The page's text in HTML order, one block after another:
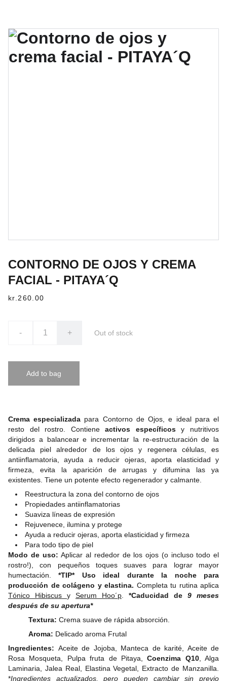
CONTORNO DE OJOS Y CREMA
FACIAL - PITAYA´Q
kr.260.00
- + Out of stock
Add to bag
Crema especializada para Contorno de Ojos, e ideal para el
resto del rostro. Contieneactivos específicosy nutritivos
dirigidos a balancear e incrementar la re-estructuración de la
delicada piel alrededor de los ojos y regenera células, es
antiinflamatoria, ayuda a reducir ojeras, aporta elasticidad y
firmeza, evita la aparición de arrugas y difumina las ya
existentes. Tiene un potente efecto regenerador y calmante.
Reestructura la zona del contorno de ojos
Propiedades antiinflamatorias
Suaviza líneas de expresión
Rejuvenece, ilumina y protege
Ayuda a reducir ojeras, aporta elasticidad y firmeza
Para todo tipo de piel
Modo de uso:Aplicar al rededor de los ojos (o incluso todo el
rostro!), con pequeños toques suaves para lograr mayor
humectación.*TIP* Uso ideal durante la noche para
producción de colágeno y elastina. Completa tu rutina aplica
Tónico Hibiscus
y Serum Hoo´p *Caducidad de 9 meses
después de su apertura*
Textura: Crema suave de rápida absorción.
Aroma: Delicado aroma Frutal
Ingredientes: Aceite de Jojoba, Manteca de karité, Aceite de
Rosa Mosqueta, Pulpa fruta de Pitaya,Coenzima Q10, Alga
Laminaria, Jalea Real, Elastina Vegetal, Extracto de Manzanilla.
*Ingredientes actualizados, pero pueden cambiar sin previo